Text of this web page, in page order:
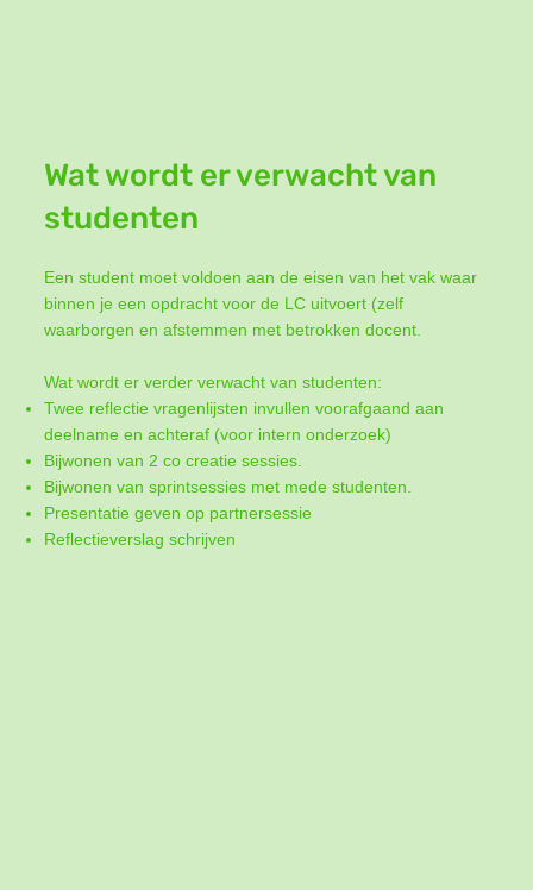
Wat wordt er verwacht van
studenten
Een student moet voldoen aan de eisen van het vak waar
binnen je een opdracht voor de LC uitvoert (zelf
waarborgen en afstemmen met betrokken docent.
Wat wordt er verder verwacht van studenten:
Twee reflectie vragenlijsten invullen voorafgaand aan
deelname en achteraf (voor intern onderzoek)
Bijwonen van 2 co creatie sessies.
Bijwonen van sprintsessies met mede studenten.
Presentatie geven op partnersessie
Reflectieverslag schrijven